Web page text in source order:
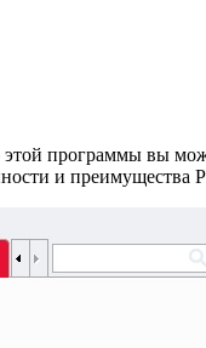
программы вы
и преимущества